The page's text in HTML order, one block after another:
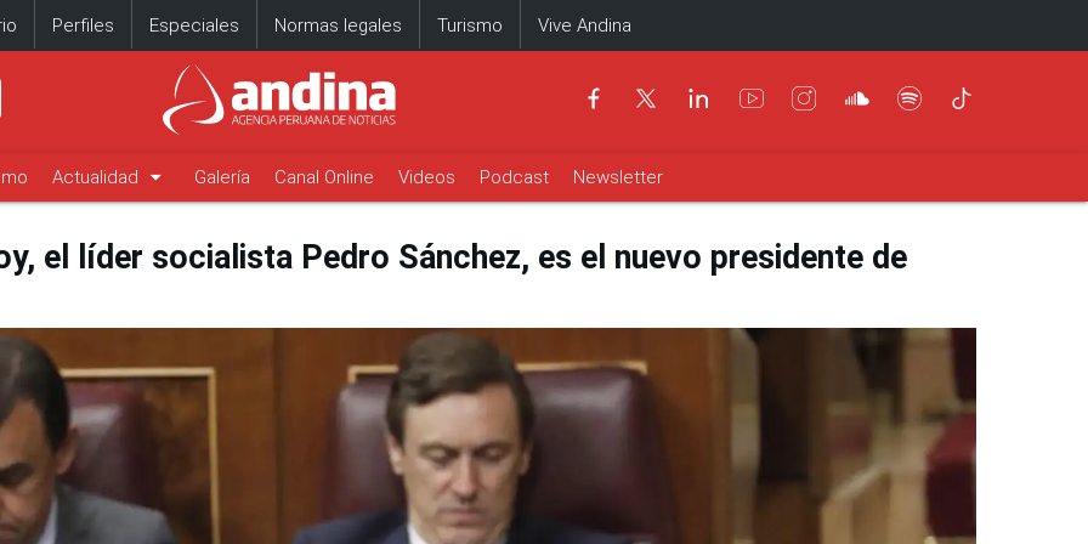
Perfiles Especiales Normas legales Turismo Vive Andina
Actualidad arrow_drop_down Galería Canal Online Videos Podcast Newsletter
el líder socialista Pedro Sánchez, es el nuevo presidente de